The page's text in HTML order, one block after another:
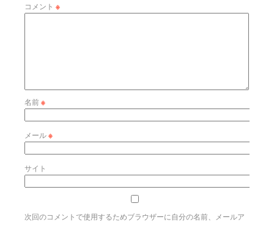
コメント ※
名前※
メール※
サイト
次回のコメントで使用するためブラウザーに自分の名前、メールア